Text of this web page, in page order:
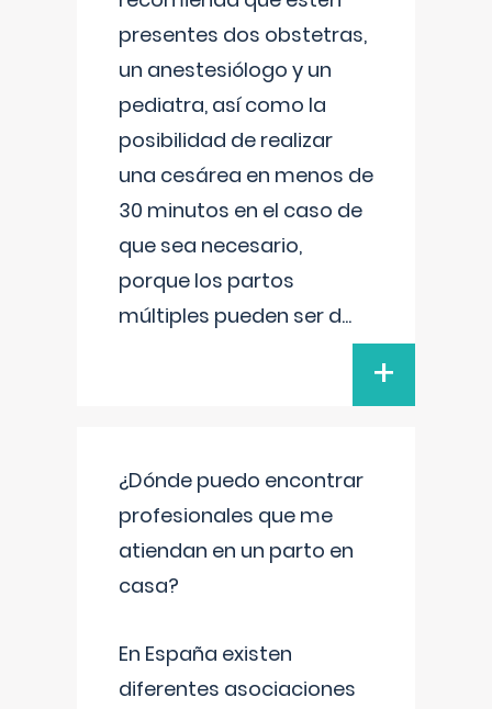
presentes dos obstetras,
un anestesiólogo y un
pediatra, así como la
posibilidad de realizar
una cesárea en menos de
30 minutos en el caso de
que sea necesario,
porque los partos
múltiples pueden ser d...
+
¿Dónde puedo encontrar
profesionales que me
atiendan en un parto en
casa?
En España existen
diferentes asociaciones